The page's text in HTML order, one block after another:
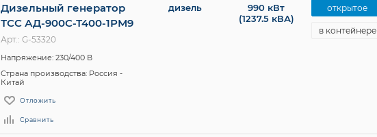
Дизельный генератор
ТСС АД-900С-Т400-1РМ9
Арт.: G-53320
Напряжение: 230/400 В
Страна производства: Россия -
Китай
Отложить
Сравнить
дизель
990 кВт
(1237.5 кВА)
открытое
в контейнере